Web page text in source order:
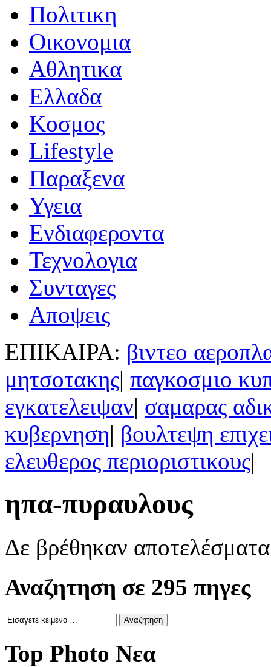
Πολιτικη
Οικονομια
Αθλητικα
Ελλαδα
Κοσμος
Lifestyle
Παραξενα
Υγεια
Ενδιαφεροντα
Τεχνολογια
Συνταγες
Αποψεις
ΕΠΙΚΑΙΡΑ: βιντεο
μητσοτακης| παγκοσμιο
εγκατελειψαν| σαμαρας
κυβερνηση| βουλτεψη
ελευθερος περιοριστικους|
ηπα-πυραυλους
Δε βρέθηκαν
Αναζητηση σε 295 πηγες
Top Photo Νεα